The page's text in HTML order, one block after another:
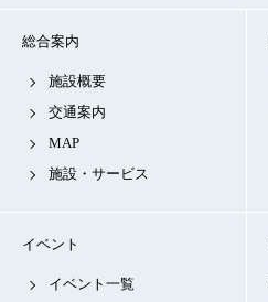
総合案内
施設概要
交通案内
MAP
施設・サービス
イベント
イベント一覧